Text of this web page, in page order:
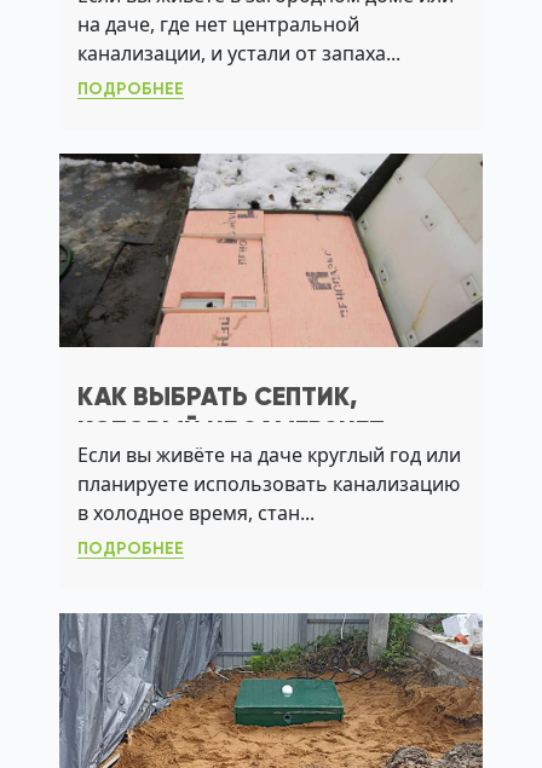
ОЧИСТКОЙ И МИНИМАЛЬНЫМ
ОБСЛУЖИВАНИЕМ
на даче, где нет центральной
канализации, и устали от запаха...
ПОДРОБНЕЕ
КАК ВЫБРАТЬ СЕПТИК,
КОТОРЫЙ НЕ ЗАМЕРЗНЕТ
ЗИМОЙ: ПРАКТИЧНОЕ РЕШЕНИЕ
ДЛЯ ДАЧИ
Если вы живёте на даче круглый год или
планируете использовать канализацию
в холодное время, стан...
ПОДРОБНЕЕ